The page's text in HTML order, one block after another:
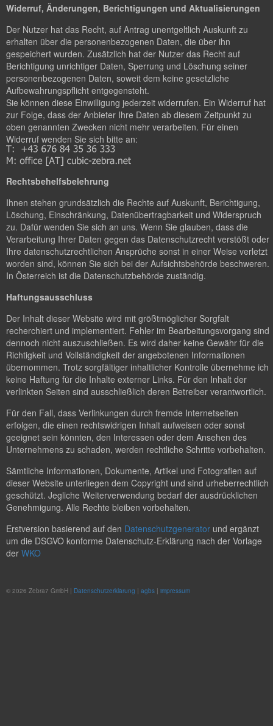
Widerruf, Änderungen, Berichtigungen und Aktualisierungen
Der Nutzer hat das Recht, auf Antrag unentgeltlich Auskunft zu
erhalten über die personenbezogenen Daten, die über ihn
gespeichert wurden. Zusätzlich hat der Nutzer das Recht auf
Berichtigung unrichtiger Daten, Sperrung und Löschung seiner
personenbezogenen Daten, soweit dem keine gesetzliche
Aufbewahrungspflicht entgegensteht.
Sie können diese Einwilligung jederzeit widerrufen. Ein Widerruf hat
zur Folge, dass der Anbieter Ihre Daten ab diesem Zeitpunkt zu
oben genannten Zwecken nicht mehr verarbeiten. Für einen
Widerruf wenden Sie sich bitte an:
Rechtsbehelfsbelehrung
Ihnen stehen grundsätzlich die Rechte auf Auskunft, Berichtigung,
Löschung, Einschränkung, Datenübertragbarkeit und Widerspruch
zu. Dafür wenden Sie sich an uns. Wenn Sie glauben, dass die
Verarbeitung Ihrer Daten gegen das Datenschutzrecht verstößt oder
Ihre datenschutzrechtlichen Ansprüche sonst in einer Weise verletzt
worden sind, können Sie sich bei der Aufsichtsbehörde beschweren.
In Österreich ist die Datenschutzbehörde zuständig.
Haftungsausschluss
Der Inhalt dieser Website wird mit größtmöglicher Sorgfalt
recherchiert und implementiert. Fehler im Bearbeitungsvorgang sind
dennoch nicht auszuschließen. Es wird daher keine Gewähr für die
Richtigkeit und Vollständigkeit der angebotenen Informationen
übernommen. Trotz sorgfältiger inhaltlicher Kontrolle übernehme ich
keine Haftung für die Inhalte externer Links. Für den Inhalt der
verlinkten Seiten sind ausschließlich deren Betreiber verantwortlich.
Für den Fall, dass Verlinkungen durch fremde Internetseiten
erfolgen, die einen rechtswidrigen Inhalt aufweisen oder sonst
geeignet sein könnten, den Interessen oder dem Ansehen des
Unternehmens zu schaden, werden rechtliche Schritte vorbehalten.
Sämtliche Informationen, Dokumente, Artikel und Fotografien auf
dieser Website unterliegen dem Copyright und sind urheberrechtlich
geschützt. Jegliche Weiterverwendung bedarf der ausdrücklichen
Genehmigung. Alle Rechte bleiben vorbehalten.
Erstversion basierend auf den Datenschutzgenerator und ergänzt
um die DSGVO konforme Datenschutz-Erklärung nach der Vorlage
der WKO
© 2026 Zebra7 GmbH | Datenschutzerklärung | agbs | impressum